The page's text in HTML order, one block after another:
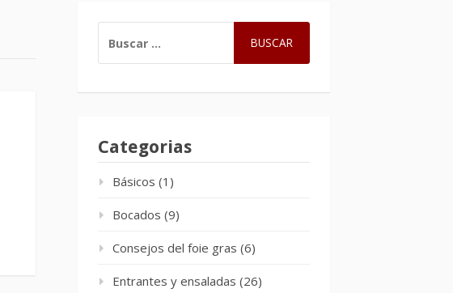
Categorias
Básicos (1)
Bocados (9)
Consejos del foie gras (6)
Entrantes y ensaladas (26)